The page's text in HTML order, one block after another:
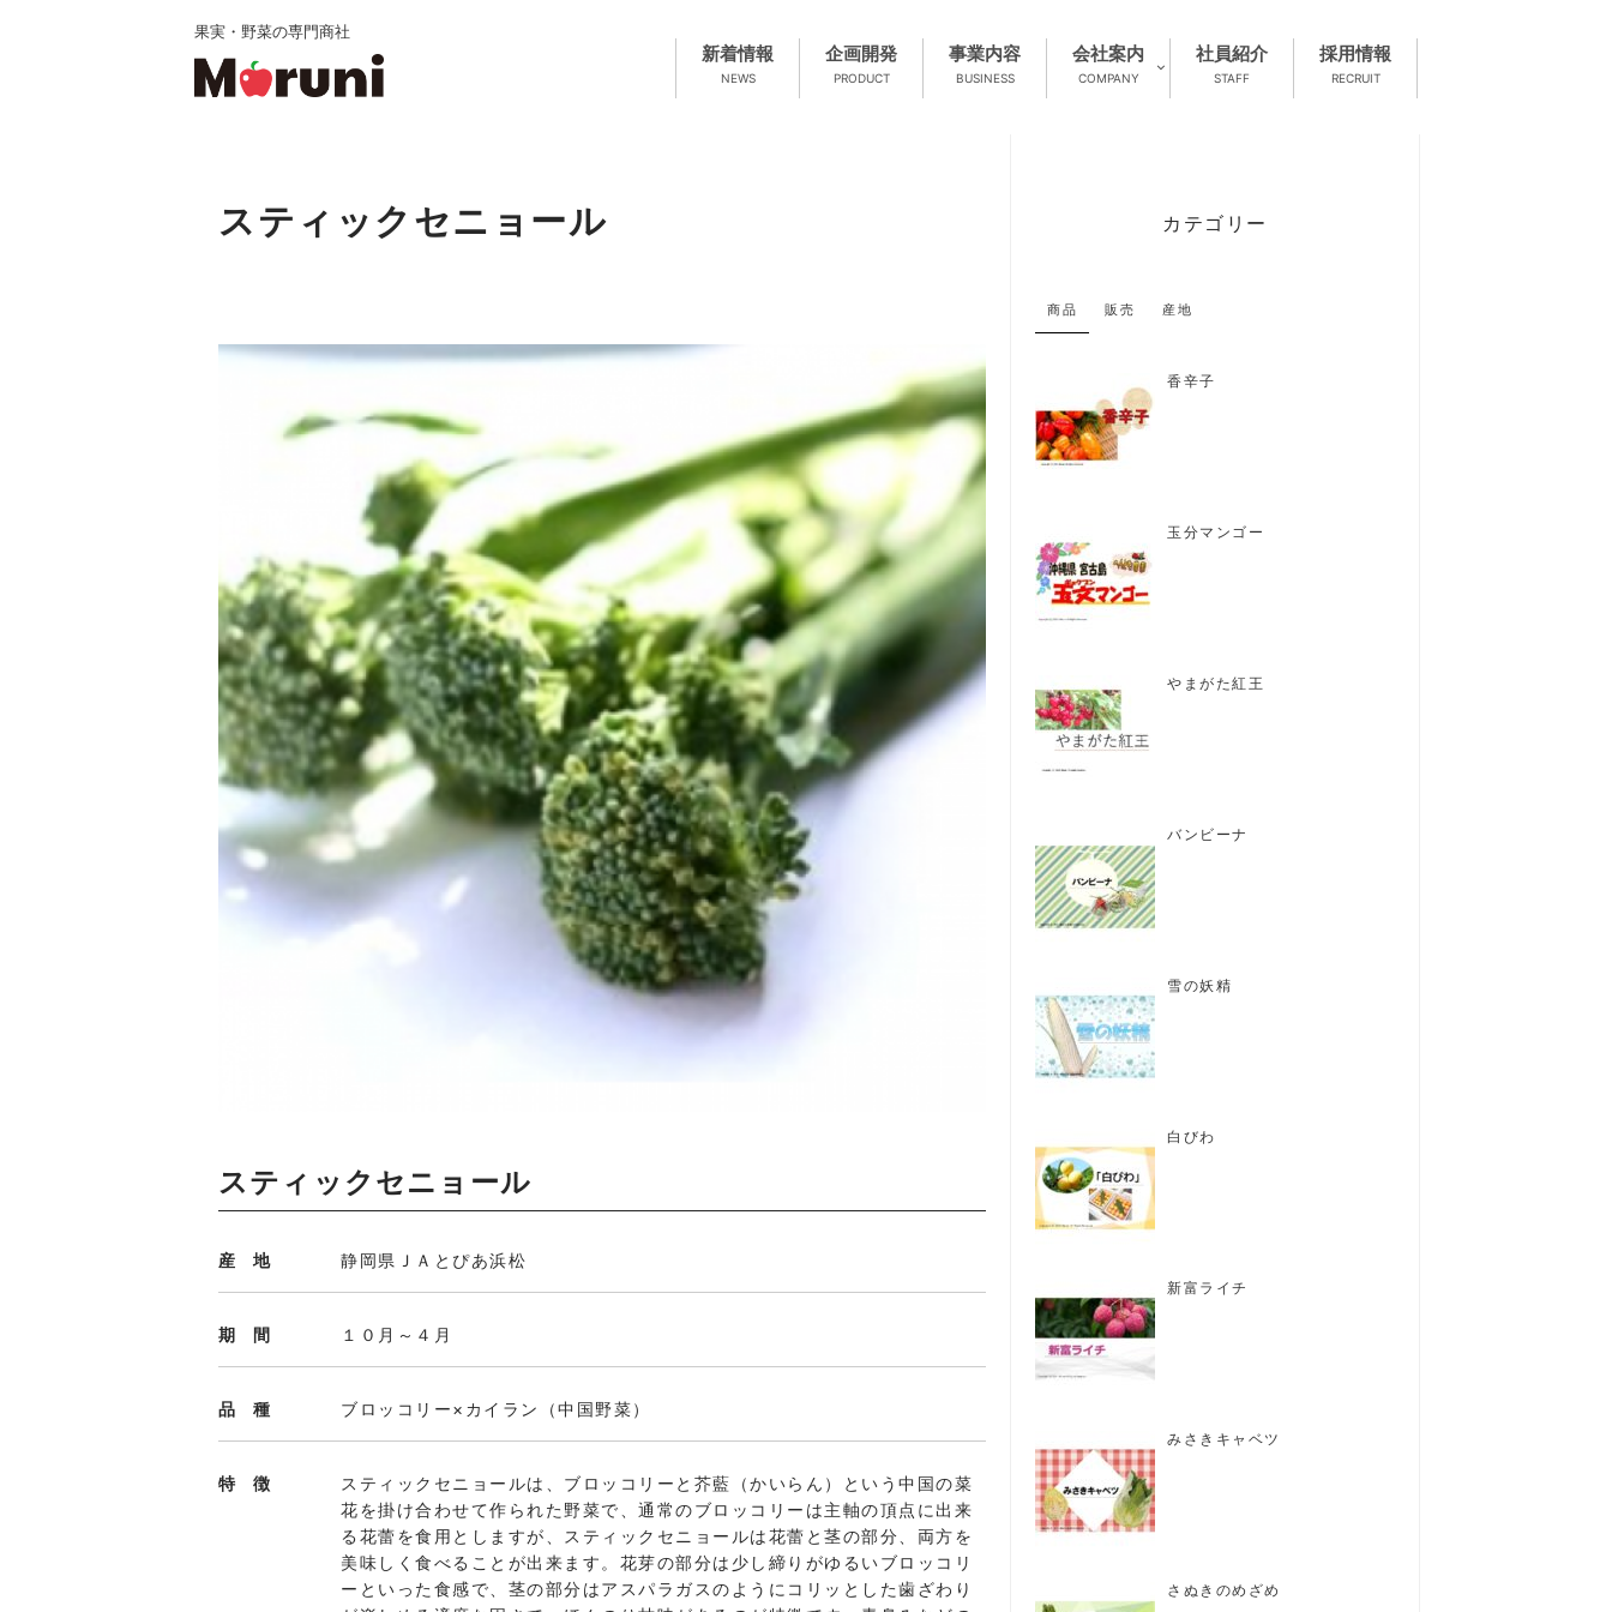
果実・野菜の専門商社
新着情報
NEWS
企画開発
PRODUCT
事業内容
BUSINESS
会社案内
COMPANY
社員紹介
STAFF
採用情報
RECRUIT
スティックセニョール
スティックセニョール
産地 静岡県ＪＡとぴあ浜松
期間 １０月～４月
品種 ブロッコリー×カイラン（中国野菜）
特徴
スティックセニョールは、ブロッコリーと芥藍（かいらん）という中国の菜
花を掛け合わせて作られた野菜で、通常のブロッコリーは主軸の頂点に出来
る花蕾を食用としますが、スティックセニョールは花蕾と茎の部分、両方を
美味しく食べることが出来ます。花芽の部分は少し締りがゆるいブロッコリ
ーといった食感で、茎の部分はアスパラガスのようにコリッとした歯ざわり
カテゴリー
商品 販売 産地
香辛子
玉分マンゴー
やまがた紅王
バンビーナ
雪の妖精
白びわ
新富ライチ
みさきキャベツ
さぬきのめざめ